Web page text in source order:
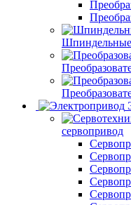
сервопривод